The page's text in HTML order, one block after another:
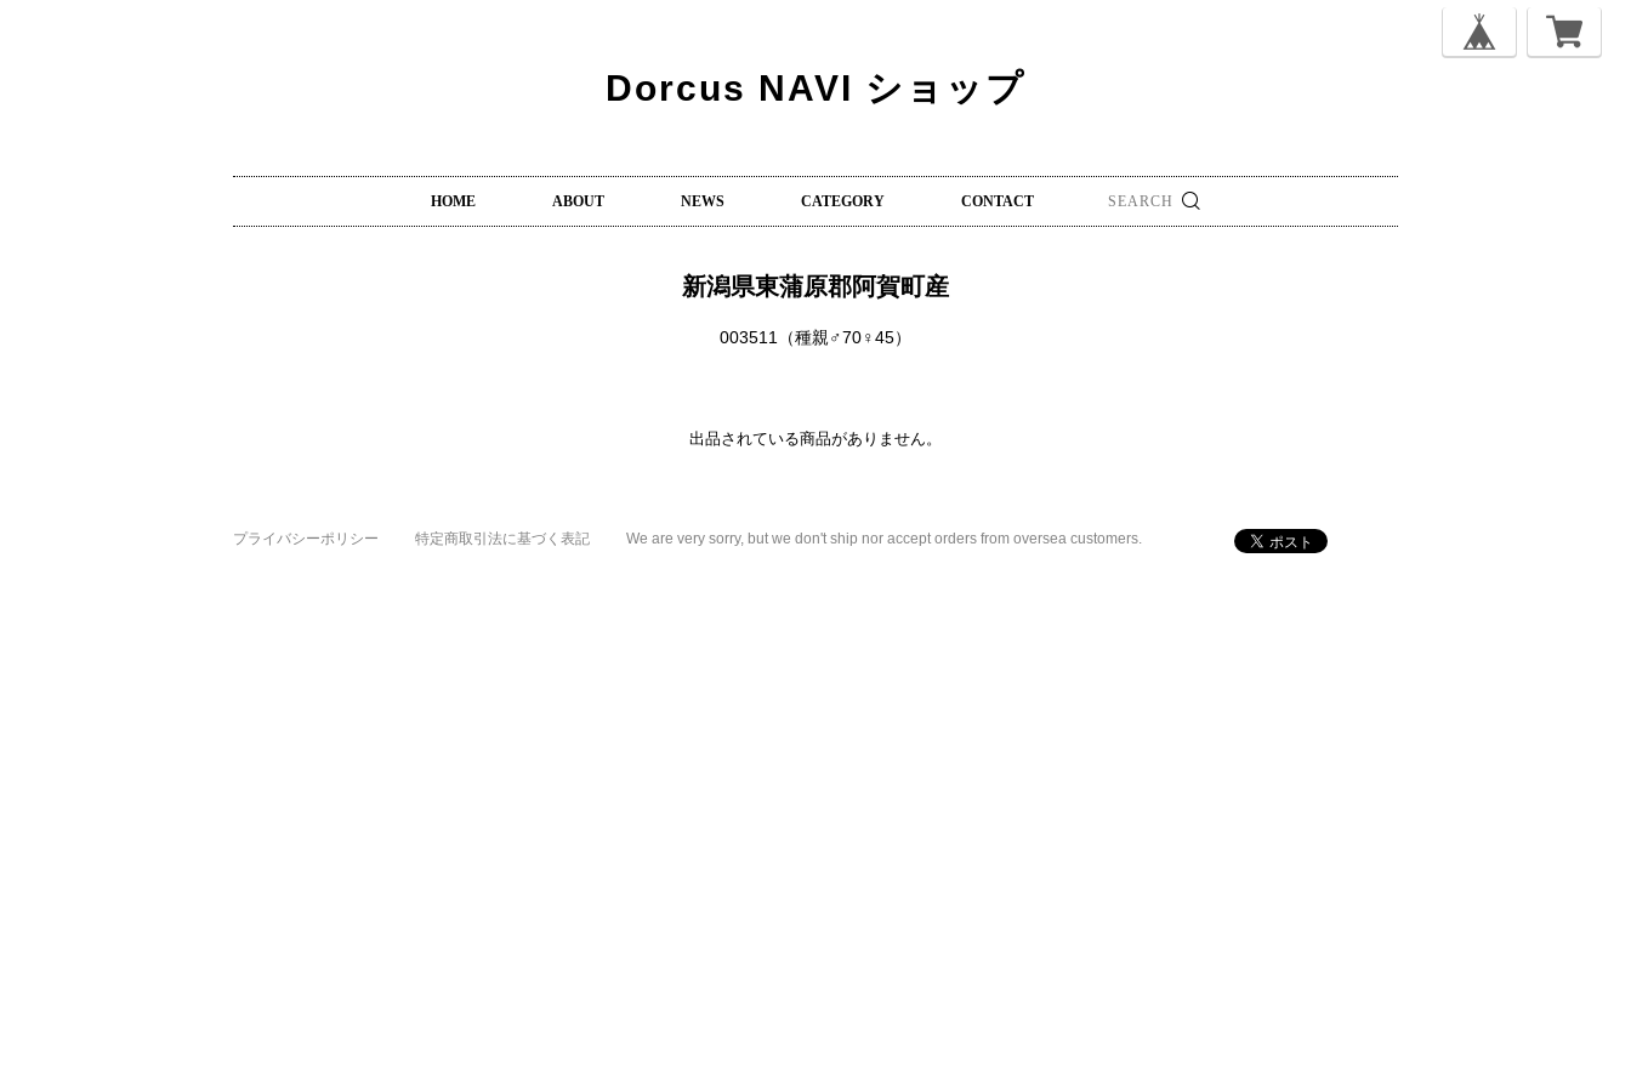
Dorcus NAVI ショップ
HOME ABOUT NEWS CATEGORY CONTACT
新潟県東蒲原郡阿賀町産
003511（種親♂70♀45）
出品されている商品がありません。
プライバシーポリシー 特定商取引法に基づく表記 We are very sorry, but we don't ship nor accept orders from oversea customers.